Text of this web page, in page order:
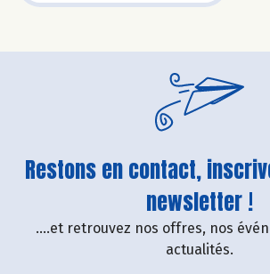
Restons en contact,
newsletter !
....et retrouvez nos offres, nos
actualités.